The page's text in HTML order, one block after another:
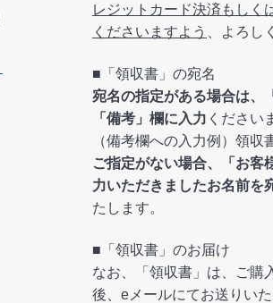
レジットカード決済もしく
くださいますよう
、よろし
■「領収書」の宛名
宛名の指定がある場合は、
「備考」欄に入力 ください
（備考欄への入力例）領
ご指定がない場合、「お客
力いただきましたお名前を
たします。
■「領収書」のお届け
なお、「領収書」は、ご購
後、eメールにてお送りいた